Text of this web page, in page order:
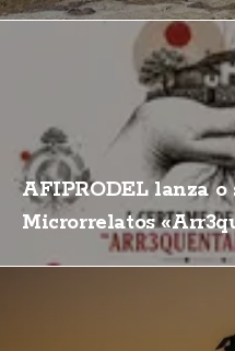
AFIPRODEL lanza
Microrrelatos